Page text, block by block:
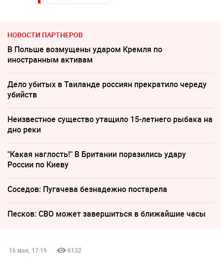
НОВОСТИ ПАРТНЕРОВ
В Польше возмущены ударом Кремля по
иностранным активам
Дело убитых в Таиланде россиян прекратило череду
убийств
Неизвестное существо утащило 15-летнего рыбака на
дно реки
"Какая наглость!" В Британии поразились удару
России по Киеву
Соседов: Пугачева безнадежно постарела
Песков: СВО может завершиться в ближайшие часы
16 мая, 17:19 6132